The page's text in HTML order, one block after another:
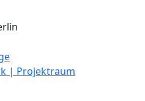
| Projektraum